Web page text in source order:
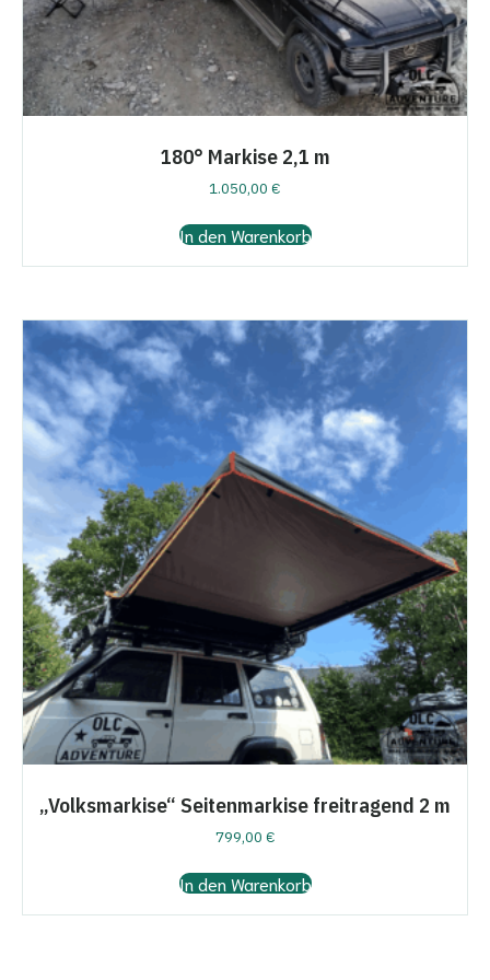
180° Markise 2,1 m
1.050,00 €
In den Warenkorb
„Volksmarkise“ Seitenmarkise freitragend 2 m
799,00 €
In den Warenkorb